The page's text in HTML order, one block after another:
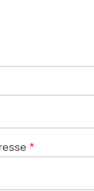
*